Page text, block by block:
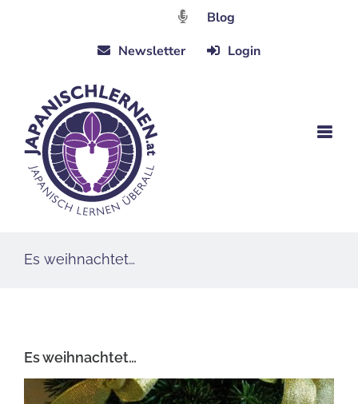
Blog
Newsletter
Login
Es weihnachtet…
Es weihnachtet…